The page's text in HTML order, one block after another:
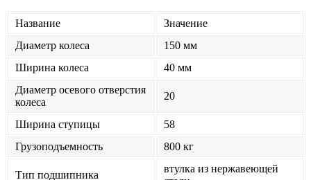
Название
Значение
Диаметр колеса
150 мм
Ширина колеса
40 мм
Диаметр осевого отверстия
колеса
20
Ширина ступицы
58
Грузоподъемность
800 кг
Тип подшипника
втулка из нержавеющей